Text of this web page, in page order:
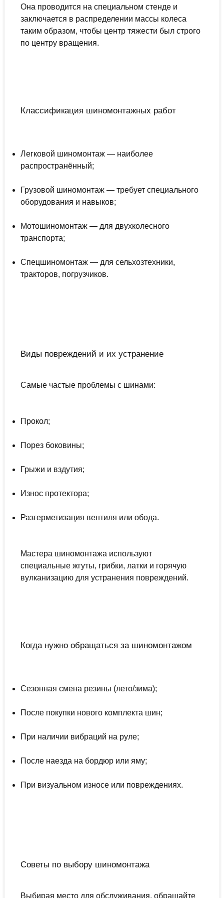
Она проводится на специальном стенде и
заключается в распределении массы колеса
таким образом, чтобы центр тяжести был строго
по центру вращения.
Классификация шиномонтажных работ
Легковой шиномонтаж — наиболее
распространённый;
Грузовой шиномонтаж — требует специального
оборудования и навыков;
Мотошиномонтаж — для двухколесного
транспорта;
Спецшиномонтаж — для сельхозтехники,
тракторов, погрузчиков.
Виды повреждений и их устранение
Самые частые проблемы с шинами:
Прокол;
Порез боковины;
Грыжи и вздутия;
Износ протектора;
Разгерметизация вентиля или обода.
Мастера шиномонтажа используют
специальные жгуты, грибки, латки и горячую
вулканизацию для устранения повреждений.
Когда нужно обращаться за шиномонтажом
Сезонная смена резины (лето/зима);
После покупки нового комплекта шин;
При наличии вибраций на руле;
После наезда на бордюр или яму;
При визуальном износе или повреждениях.
Советы по выбору шиномонтажа
Выбирая место для обслуживания, обращайте